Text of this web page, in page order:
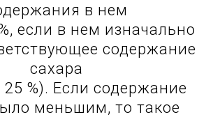
в нем
если в нем изначально
содержание
сахара
%). Если содержание
меньшим, то такое